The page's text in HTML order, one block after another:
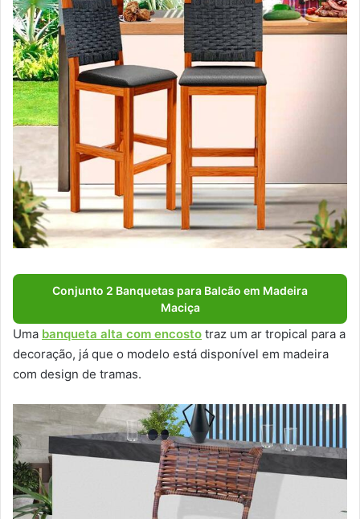
Conjunto 2 Banquetas para Balcão em Madeira
Maciça
Uma banqueta alta com encosto traz um ar tropical para a
decoração, já que o modelo está disponível em madeira
com design de tramas.